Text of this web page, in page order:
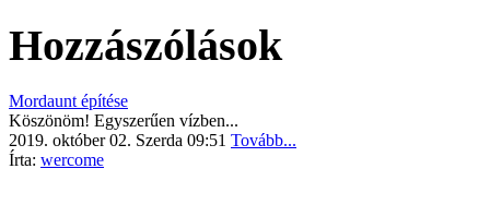
Hozzászólások
Mordaunt építése
Köszönöm! Egyszerűen vízben...
2019. október 02. Szerda 09:51 Tovább...
Írta: wercome